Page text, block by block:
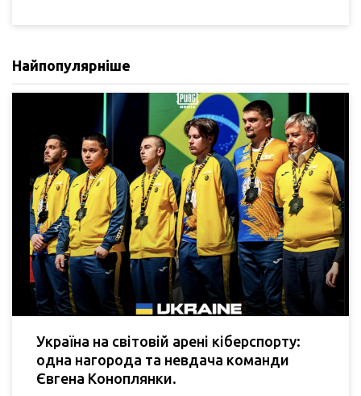
Найпопулярніше
Україна на світовій арені кіберспорту:
одна нагорода та невдача команди
Євгена Коноплянки.